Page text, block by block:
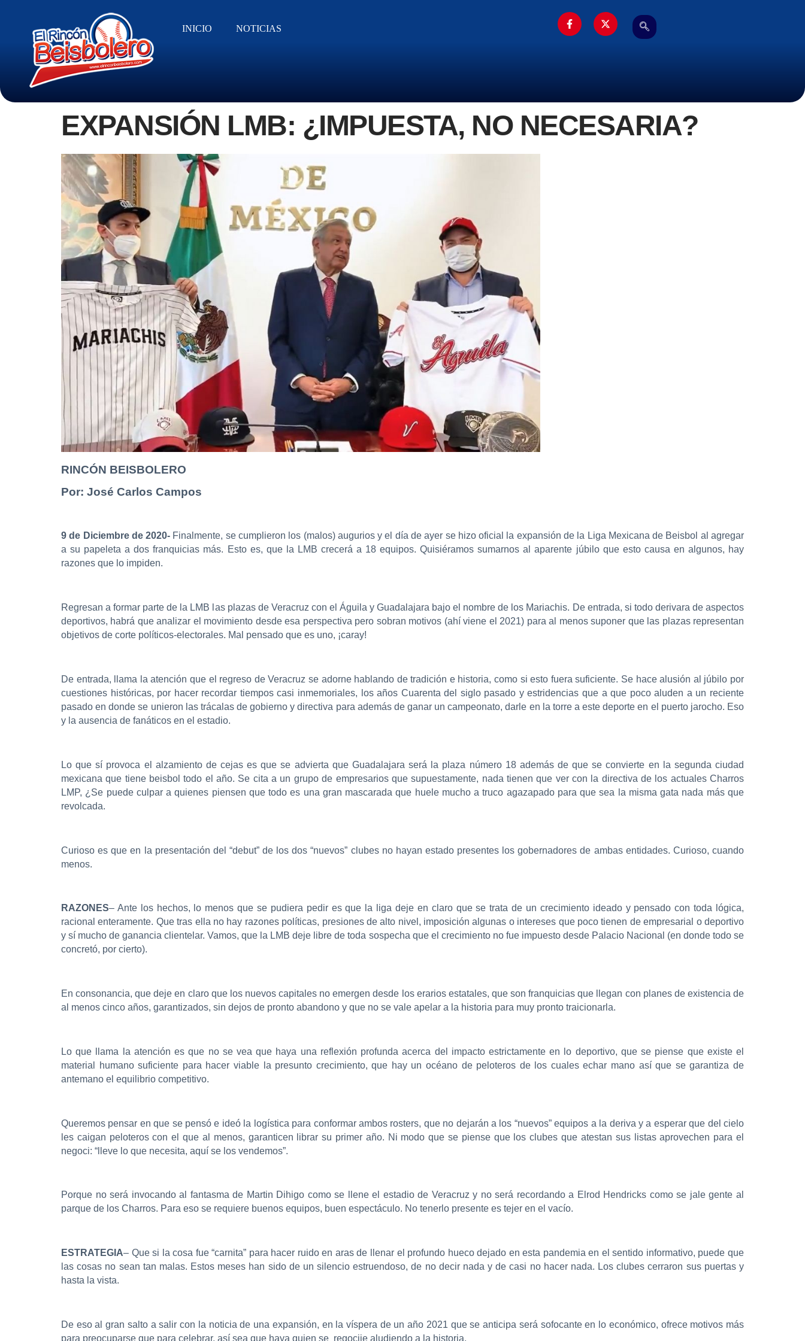
INICIO NOTICIAS
EXPANSIÓN LMB: ¿IMPUESTA, NO NECESARIA?
RINCÓN BEISBOLERO
Por: José Carlos Campos
9 de Diciembre de 2020- Finalmente, se cumplieron los (malos) augurios y el día de ayer se hizo oficial la expansión de la Liga Mexicana de Beisbol al agregar
a su papeleta a dos franquicias más. Esto es, que la LMB crecerá a 18 equipos. Quisiéramos sumarnos al aparente júbilo que esto causa en algunos, hay
razones que lo impiden.
Regresan a formar parte de la LMB las plazas de Veracruz con el Águila y Guadalajara bajo el nombre de los Mariachis. De entrada, si todo derivara de aspectos
deportivos, habrá que analizar el movimiento desde esa perspectiva pero sobran motivos (ahí viene el 2021) para al menos suponer que las plazas representan
objetivos de corte políticos-electorales. Mal pensado que es uno, ¡caray!
De entrada, llama la atención que el regreso de Veracruz se adorne hablando de tradición e historia, como si esto fuera suficiente. Se hace alusión al júbilo por
cuestiones históricas, por hacer recordar tiempos casi inmemoriales, los años Cuarenta del siglo pasado y estridencias que a que poco aluden a un reciente
pasado en donde se unieron las trácalas de gobierno y directiva para además de ganar un campeonato, darle en la torre a este deporte en el puerto jarocho. Eso
y la ausencia de fanáticos en el estadio.
Lo que sí provoca el alzamiento de cejas es que se advierta que Guadalajara será la plaza número 18 además de que se convierte en la segunda ciudad
mexicana que tiene beisbol todo el año. Se cita a un grupo de empresarios que supuestamente, nada tienen que ver con la directiva de los actuales Charros
LMP, ¿Se puede culpar a quienes piensen que todo es una gran mascarada que huele mucho a truco agazapado para que sea la misma gata nada más que
revolcada.
Curioso es que en la presentación del “debut” de los dos “nuevos” clubes no hayan estado presentes los gobernadores de ambas entidades. Curioso, cuando
menos.
RAZONES– Ante los hechos, lo menos que se pudiera pedir es que la liga deje en claro que se trata de un crecimiento ideado y pensado con toda lógica,
racional enteramente. Que tras ella no hay razones políticas, presiones de alto nivel, imposición algunas o intereses que poco tienen de empresarial o deportivo
y sí mucho de ganancia clientelar. Vamos, que la LMB deje libre de toda sospecha que el crecimiento no fue impuesto desde Palacio Nacional (en donde todo se
concretó, por cierto).
En consonancia, que deje en claro que los nuevos capitales no emergen desde los erarios estatales, que son franquicias que llegan con planes de existencia de
al menos cinco años, garantizados, sin dejos de pronto abandono y que no se vale apelar a la historia para muy pronto traicionarla.
Lo que llama la atención es que no se vea que haya una reflexión profunda acerca del impacto estrictamente en lo deportivo, que se piense que existe el
material humano suficiente para hacer viable la presunto crecimiento, que hay un océano de peloteros de los cuales echar mano así que se garantiza de
antemano el equilibrio competitivo.
Queremos pensar en que se pensó e ideó la logística para conformar ambos rosters, que no dejarán a los “nuevos” equipos a la deriva y a esperar que del cielo
les caigan peloteros con el que al menos, garanticen librar su primer año. Ni modo que se piense que los clubes que atestan sus listas aprovechen para el
negoci: “lleve lo que necesita, aquí se los vendemos”.
Porque no será invocando al fantasma de Martin Dihigo como se llene el estadio de Veracruz y no será recordando a Elrod Hendricks como se jale gente al
parque de los Charros. Para eso se requiere buenos equipos, buen espectáculo. No tenerlo presente es tejer en el vacío.
ESTRATEGIA– Que si la cosa fue “carnita” para hacer ruido en aras de llenar el profundo hueco dejado en esta pandemia en el sentido informativo, puede que
las cosas no sean tan malas. Estos meses han sido de un silencio estruendoso, de no decir nada y de casi no hacer nada. Los clubes cerraron sus puertas y
hasta la vista.
De eso al gran salto a salir con la noticia de una expansión, en la víspera de un año 2021 que se anticipa será sofocante en lo económico, ofrece motivos más
para preocuparse que para celebrar, así sea que haya quien se regocije aludiendo a la historia.